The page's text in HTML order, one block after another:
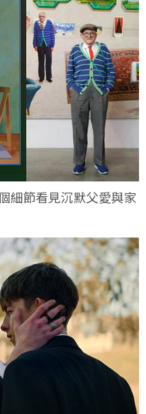
細節看見沉默父愛與家